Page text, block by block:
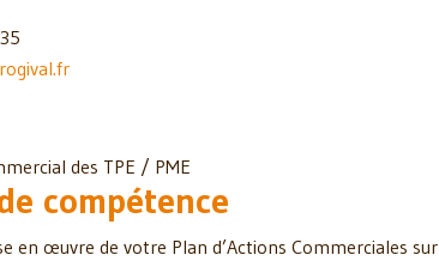
des TPE / PME
compétence
en œuvre de votre Plan d’Actions Commerciales sur